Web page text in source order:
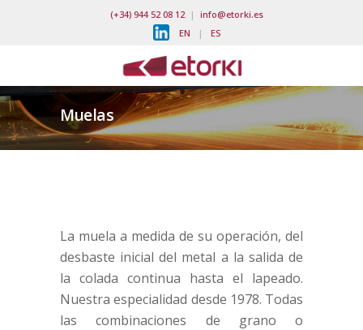
(+34) 944 52 08 12| info@etorki.es
EN | ES
Muelas
La muela a medida de su operación, del
desbaste inicial del metal a la salida de
la colada continua hasta el lapeado.
Nuestra especialidad desde 1978. Todas
las combinaciones de grano o